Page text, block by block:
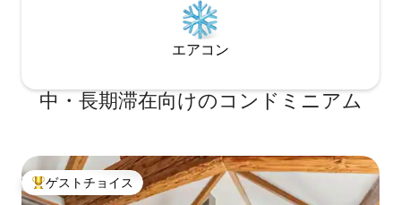
エアコン
中・長期滞在向けのコンドミニアム
大好評のゲストチョイスです。
ゲストチョイス